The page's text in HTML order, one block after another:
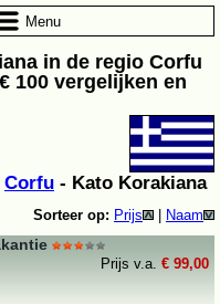
in de regio Corfu
100 vergelijken en
Corfu - Kato Korakiana
Sorteer op: Prijs Naam
Prijs v.a. € 99,00
Menu